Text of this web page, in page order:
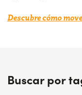
Descubre cómo
Buscar por